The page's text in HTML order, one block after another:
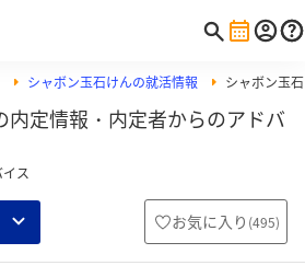
シャボン玉石けんの就活情報 シャボン玉
内定情報・内定者からのアドバ
ス
お気に入り (495)